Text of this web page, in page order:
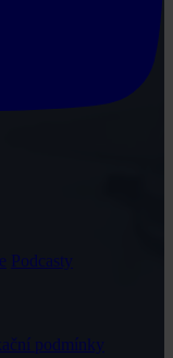
Podcasty
podmínky